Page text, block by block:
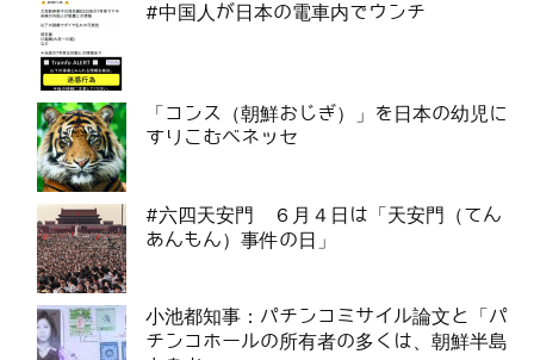
#中国人が日本の電車内でウンチ
「コンス（朝鮮おじぎ）」を日本の幼児に
すりこむベネッセ
#六四天安門 ６月４日は「天安門（てん
あんもん）事件の日」
小池都知事：パチンコミサイル論文と「パ
チンコホールの所有者の多くは、朝鮮半島